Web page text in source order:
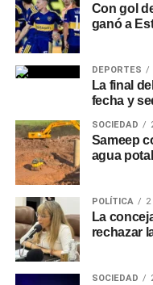
Con gol
ganó a
DEPORTES
La final
fecha y
SOCIEDAD
Sameep
agua
POLÍTICA
La
rechazar
SOCIEDAD